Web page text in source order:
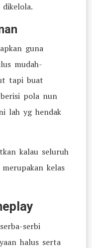
guna
mudah-
tapi buat
pola nun
lah yg hendak
kalau seluruh
kelas
serbi
halus serta